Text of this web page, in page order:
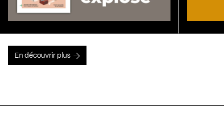
En découvrir plus